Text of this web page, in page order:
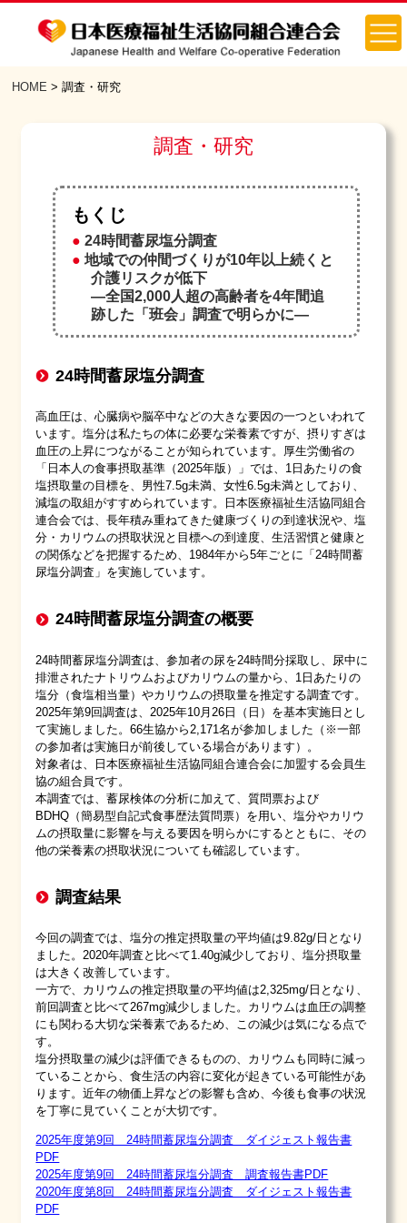
HOME >調査・研究
調査・研究
もくじ
24時間蓄尿塩分調査
地域での仲間づくりが10年以上続くと
介護リスクが低下
—全国2,000人超の高齢者を4年間追
跡した「班会」調査で明らかに—
24時間蓄尿塩分調査
高血圧は、心臓病や脳卒中などの大きな要因の一つといわれて
います。塩分は私たちの体に必要な栄養素ですが、摂りすぎは
血圧の上昇につながることが知られています。厚生労働省の
「日本人の食事摂取基準（2025年版）」では、1日あたりの食
塩摂取量の目標を、男性7.5g未満、女性6.5g未満としており、
減塩の取組がすすめられています。日本医療福祉生活協同組合
連合会では、長年積み重ねてきた健康づくりの到達状況や、塩
分・カリウムの摂取状況と目標への到達度、生活習慣と健康と
の関係などを把握するため、1984年から5年ごとに「24時間蓄
尿塩分調査」を実施しています。
24時間蓄尿塩分調査の概要
24時間蓄尿塩分調査は、参加者の尿を24時間分採取し、尿中に
排泄されたナトリウムおよびカリウムの量から、1日あたりの
塩分（食塩相当量）やカリウムの摂取量を推定する調査です。
2025年第9回調査は、2025年10月26日（日）を基本実施日とし
て実施しました。66生協から2,171名が参加しました（※一部
の参加者は実施日が前後している場合があります）。
対象者は、日本医療福祉生活協同組合連合会に加盟する会員生
協の組合員です。
本調査では、蓄尿検体の分析に加えて、質問票および
BDHQ（簡易型自記式食事歴法質問票）を用い、塩分やカリウ
ムの摂取量に影響を与える要因を明らかにするとともに、その
他の栄養素の摂取状況についても確認しています。
調査結果
今回の調査では、塩分の推定摂取量の平均値は9.82g/日となり
ました。2020年調査と比べて1.40g減少しており、塩分摂取量
は大きく改善しています。
一方で、カリウムの推定摂取量の平均値は2,325mg/日となり、
前回調査と比べて267mg減少しました。カリウムは血圧の調整
にも関わる大切な栄養素であるため、この減少は気になる点で
す。
塩分摂取量の減少は評価できるものの、カリウムも同時に減っ
ていることから、食生活の内容に変化が起きている可能性があ
ります。近年の物価上昇などの影響も含め、今後も食事の状況
を丁寧に見ていくことが大切です。
2025年度第9回 24時間蓄尿塩分調査 ダイジェスト報告書
PDF
2025年度第9回 24時間蓄尿塩分調査 調査報告書PDF
2020年度第8回 24時間蓄尿塩分調査 ダイジェスト報告書
PDF